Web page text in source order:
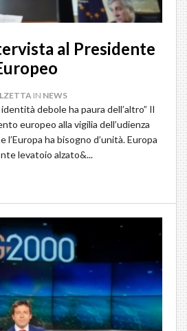
al Presidente
IN NEWS
debole ha paura dell’altro” Il
europeo alla vigilia dell’udienza
l’Europa ha bisogno d’unità. Europa
levatoio alzato&...